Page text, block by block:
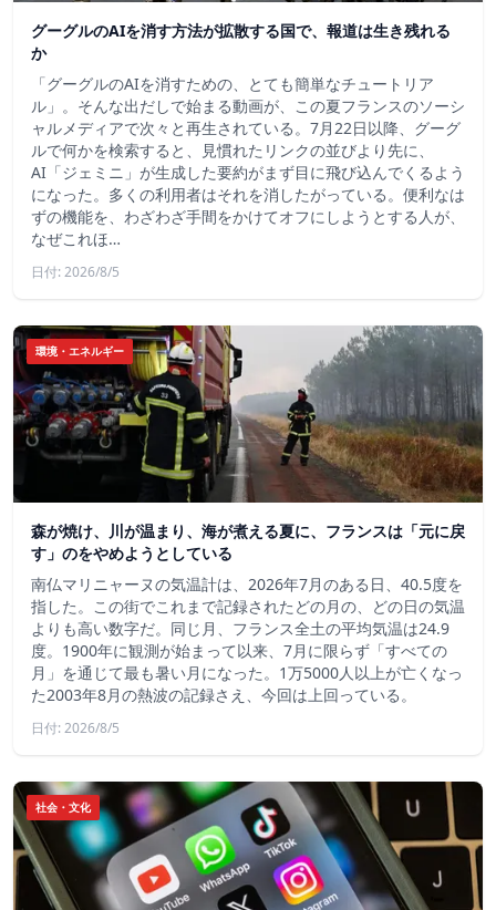
グーグルのAIを消す方法が拡散する国で、報道は生き残れる
か
「グーグルのAIを消すための、とても簡単なチュートリア
ル」。そんな出だしで始まる動画が、この夏フランスのソーシ
ャルメディアで次々と再生されている。7月22日以降、グーグ
ルで何かを検索すると、見慣れたリンクの並びより先に、
AI「ジェミニ」が生成した要約がまず目に飛び込んでくるよう
になった。多くの利用者はそれを消したがっている。便利なは
ずの機能を、わざわざ手間をかけてオフにしようとする人が、
なぜこれほ…
日付: 2026/8/5
環境・エネルギー
森が焼け、川が温まり、海が煮える夏に、フランスは「元に戻
す」のをやめようとしている
南仏マリニャーヌの気温計は、2026年7月のある日、40.5度を
指した。この街でこれまで記録されたどの月の、どの日の気温
よりも高い数字だ。同じ月、フランス全土の平均気温は24.9
度。1900年に観測が始まって以来、7月に限らず「すべての
月」を通じて最も暑い月になった。1万5000人以上が亡くなっ
た2003年8月の熱波の記録さえ、今回は上回っている。
日付: 2026/8/5
社会・文化